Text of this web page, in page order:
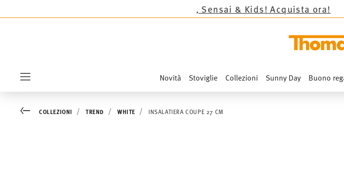
tranne le novità Sandora, Sensai & Kids!Acquista ora!
Novità Stoviglie Collezioni Sunny Day Buono
Go backCOLLEZIONI TREND WHITE INSALATIERA COUPE 27 CM